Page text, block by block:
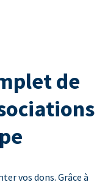
de
vos dons. Grâce à